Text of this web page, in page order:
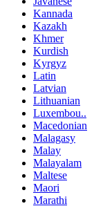
Kannada
Kazakh
Khmer
Kurdish
Kyrgyz
Latin
Latvian
Lithuanian
Luxembou..
Macedonian
Malagasy
Malay
Malayalam
Maltese
Maori
Marathi